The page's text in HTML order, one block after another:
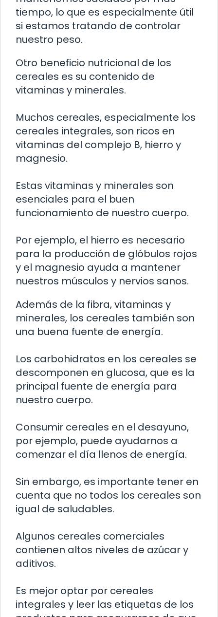
tiempo, lo que es especialmente útil
si estamos tratando de controlar
nuestro peso.
Otro beneficio nutricional de los
cereales es su contenido de
vitaminas y minerales.
Muchos cereales, especialmente los
cereales integrales, son ricos en
vitaminas del complejo B, hierro y
magnesio.
Estas vitaminas y minerales son
esenciales para el buen
funcionamiento de nuestro cuerpo.
Por ejemplo, el hierro es necesario
para la producción de glóbulos rojos
y el magnesio ayuda a mantener
nuestros músculos y nervios sanos.
Además de la fibra, vitaminas y
minerales, los cereales también son
una buena fuente de energía.
Los carbohidratos en los cereales se
descomponen en glucosa, que es la
principal fuente de energía para
nuestro cuerpo.
Consumir cereales en el desayuno,
por ejemplo, puede ayudarnos a
comenzar el día llenos de energía.
Sin embargo, es importante tener en
cuenta que no todos los cereales son
igual de saludables.
Algunos cereales comerciales
contienen altos niveles de azúcar y
aditivos.
Es mejor optar por cereales
integrales y leer las etiquetas de los